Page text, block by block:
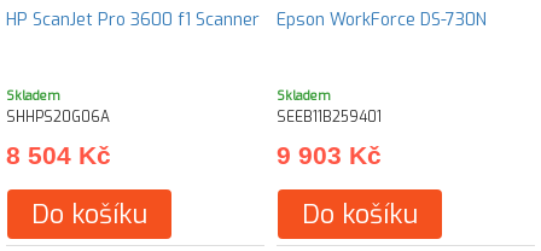
HP ScanJet Pro 3600 f1 Scanner
Skladem
SHHPS20G06A
8 504 Kč
Do košíku
Epson WorkForce DS-730N
Skladem
SEEB11B259401
9 903 Kč
Do košíku